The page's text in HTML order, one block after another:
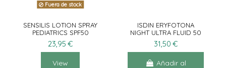
Fuera de stock
SENSILIS LOTION SPRAY
PEDIATRICS SPF50
200ML
23,95 €
View
ISDIN ERYFOTONA
NIGHT ULTRA FLUID 50
mL
31,50 €
Añadir al